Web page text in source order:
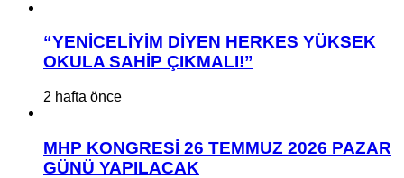
“YENİCELİYİM DİYEN HERKES YÜKSEK
OKULA SAHİP ÇIKMALI!”
2 hafta önce
MHP KONGRESİ 26 TEMMUZ 2026 PAZAR
GÜNÜ YAPILACAK